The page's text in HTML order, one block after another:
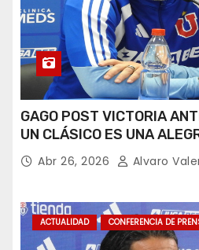
GAGO POST VICTORIA
UN CLÁSICO ES UNA
Abr 26, 2026 Alvaro
ACTUALIDAD CONFERENCIA DE